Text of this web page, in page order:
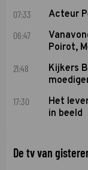
07:33 Acteur
06:47
Poirot,
21:48
Kijkers
17:30
Het
in beeld
De tv van